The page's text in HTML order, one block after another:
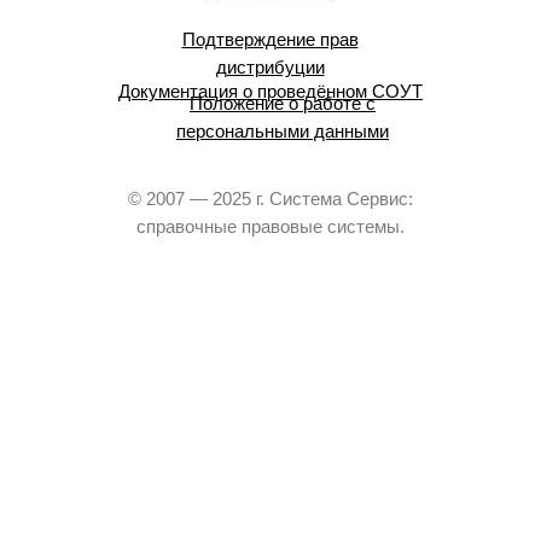
Подтверждение прав
дистрибуции
Документация о проведённом СОУТ
Положение о работе с
персональными данными
© 2007 — 2025 г. Система Сервис:
справочные правовые системы.